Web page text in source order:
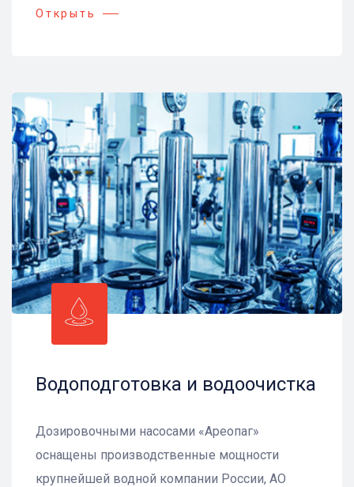
Открыть
Водоподготовка и водоочистка
Дозировочными насосами «Ареопаг»
оснащены производственные мощности
крупнейшей водной компании России, АО